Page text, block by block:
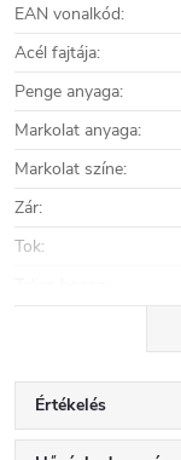
gyártója, mintegy 20
hagyományokkal. A
felülmúlhatatlan
kínálnak. A kivitelezés
anyagok minősége
A kések mellett e
készletekéskéses
EAN vonalkód:
Acél fajtája:
Penge anyaga:
Markolat anyaga:
Markolat színe:
Zár:
Tok:
Értékelés